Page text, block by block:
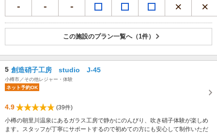
この施設のプラン一覧へ（1件）
5 創造硝子工房 studio J-45
小樽市／その他レジャー・体験
ネット予約OK
4.9
(39件)
小樽の朝里川温泉にあるガラス工房で静かにのんびり、吹き硝子体験が楽しめ
ます。スタッフが丁寧にサポートするので初めての方にも安心して制作いただ